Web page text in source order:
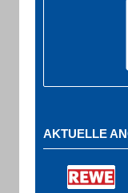
AKTUELLE